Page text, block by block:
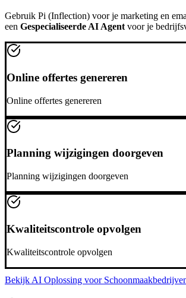
Gebruik Pi (Inflection) voor je marketing en
een Gespecialiseerde AI Agent voor je
Online offertes genereren
Online offertes genereren
Planning wijzigingen doorgeven
Planning wijzigingen doorgeven
Kwaliteitscontrole opvolgen
Kwaliteitscontrole opvolgen
Bekijk AI Oplossing voor